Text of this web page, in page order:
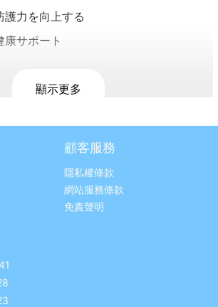
顯示更多
護力を向上する
康サポート
25%維生素C)、聚乙烯吡咯烷酮、
橘香料、Hesperidin橙皮萃取物
示
醫科技有限公司
顧客服務
隱私權條款
網站服務條款
免責聲明